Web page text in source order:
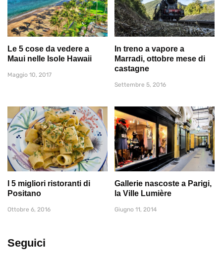
Le 5 cose da vedere a
Maui nelle Isole Hawaii
Maggio 10, 2017
In treno a vapore a
Marradi, ottobre mese di
castagne
Settembre 5, 2016
I 5 migliori ristoranti di
Positano
Ottobre 6, 2016
Gallerie nascoste a Parigi,
la Ville Lumière
Giugno 11, 2014
Seguici